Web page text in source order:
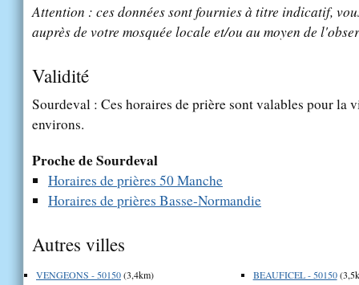
Attention : ces données sont fournies à titre indicatif,
auprès de votre mosquée locale et/ou au moyen de
Validité
Sourdeval : Ces horaires de prière sont valables pour la
environs.
Proche de Sourdeval
Horaires de prières 50 Manche
Horaires de prières Basse-Normandie
Autres villes
VENGEONS - 50150(3,4km)
BEAUFICEL - 50150